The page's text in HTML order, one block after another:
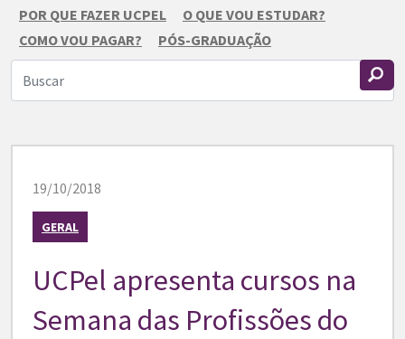
POR QUE FAZER UCPEL
O QUE VOU ESTUDAR?
COMO VOU PAGAR?
PÓS-GRADUAÇÃO
19/10/2018
GERAL
UCPel apresenta cursos na
Semana das Profissões do